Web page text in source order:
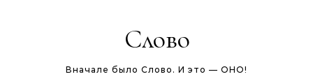
Слово
Вначале было Слово. И это — ОНО!